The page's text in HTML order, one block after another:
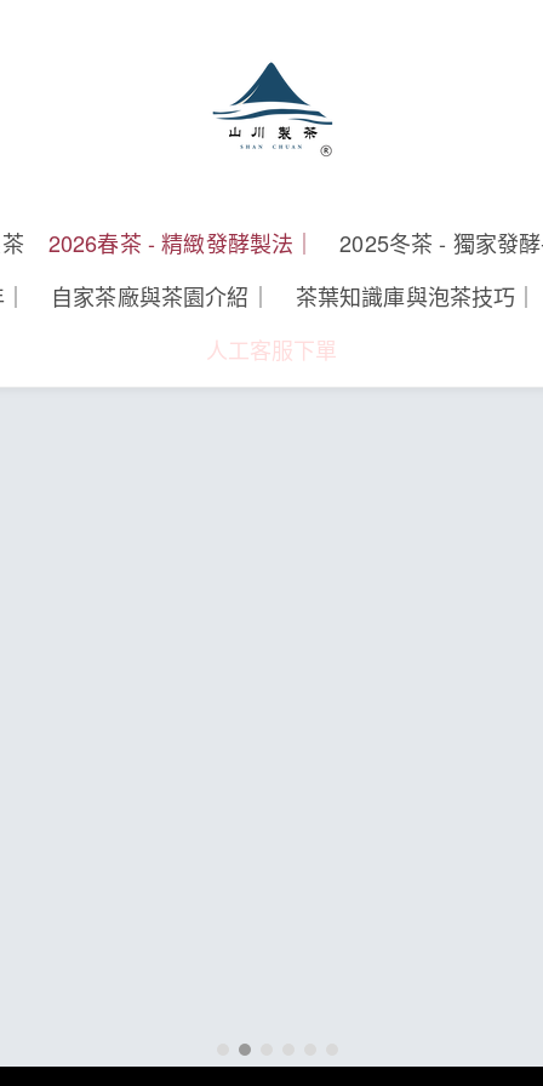
2026春茶 - 精緻發酵製法｜
2025冬茶 - 獨家發
自家茶廠與茶園介紹｜
茶葉知識庫與泡茶技巧｜
人工客服下單